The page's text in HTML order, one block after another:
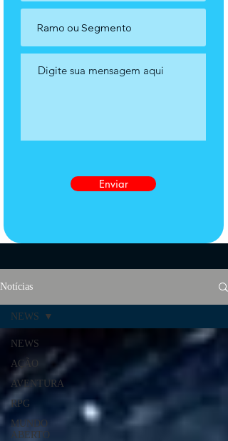
Enviar
Notícias
NEWS
AÇÃO
AVENTURA
RPG
MUNDO
ABERTO
NEWS